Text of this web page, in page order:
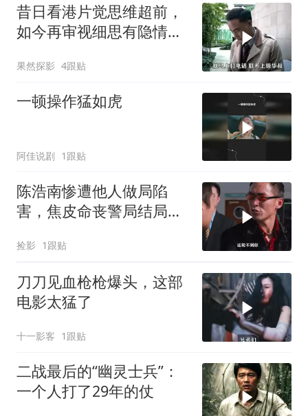
昔日看港片觉思维超前，
如今再审视细思有隐情，
果然探影 4跟贴
一顿操作猛如虎
阿佳说剧 1跟贴
陈浩南惨遭他人做局陷
害，焦皮命丧警局结局悲
谋
捡影 1跟贴
刀刀见血枪枪爆头，这部
电影太猛了
十一影客 1跟贴
二战最后的“幽灵士兵”：
一个人打了29年的仗